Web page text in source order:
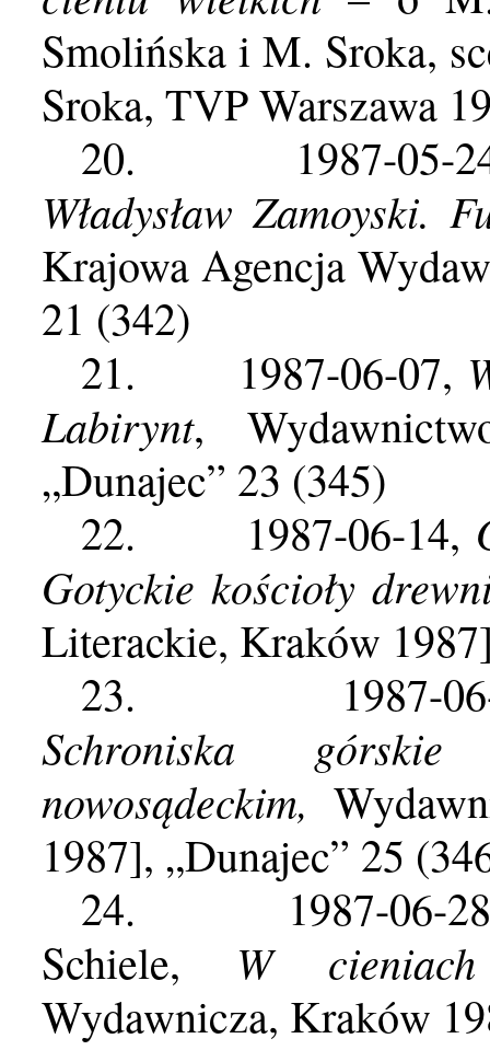
Smolińska i M. Sroka,
Sroka, TVP Warszawa
20.
1987-05-
Władysław Zamoyski.
Krajowa Agencja
21 (342)
21.
1987-06-07,
Labirynt,
„Dunajec” 23 (345)
22.
1987-06-14,
Gotyckie kościoły
Literackie, Kraków
23.
1987-
Schroniska
nowosądeckim,
1987], „Dunajec” 25
24.
1987-06-
Schiele, W
Wydawnicza, Kraków